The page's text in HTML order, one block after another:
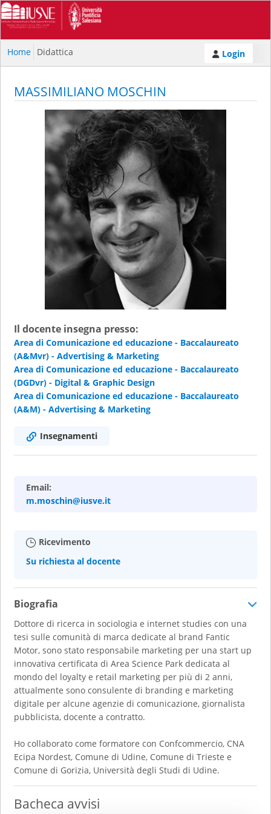
Home Didattica Login
MASSIMILIANO MOSCHIN
Il docente insegna presso:
Area di Comunicazione ed educazione - Baccalaureato
(A&Mvr) - Advertising & Marketing
Area di Comunicazione ed educazione - Baccalaureato
(DGDvr) - Digital & Graphic Design
Area di Comunicazione ed educazione - Baccalaureato
(A&M) - Advertising & Marketing
Insegnamenti
Email:
m.moschin@iusve.it
Ricevimento
Su richiesta al docente
Biografia
Dottore di ricerca in sociologia e internet studies con una
tesi sulle comunità di marca dedicate al brand Fantic
Motor, sono stato responsabile marketing per una start up
innovativa certificata di Area Science Park dedicata al
mondo del loyalty e retail marketing per più di 2 anni,
attualmente sono consulente di branding e marketing
digitale per alcune agenzie di comunicazione, giornalista
pubblicista, docente a contratto.
Ho collaborato come formatore con Confcommercio, CNA
Ecipa Nordest, Comune di Udine, Comune di Trieste e
Comune di Gorizia, Università degli Studi di Udine.
Bacheca avvisi